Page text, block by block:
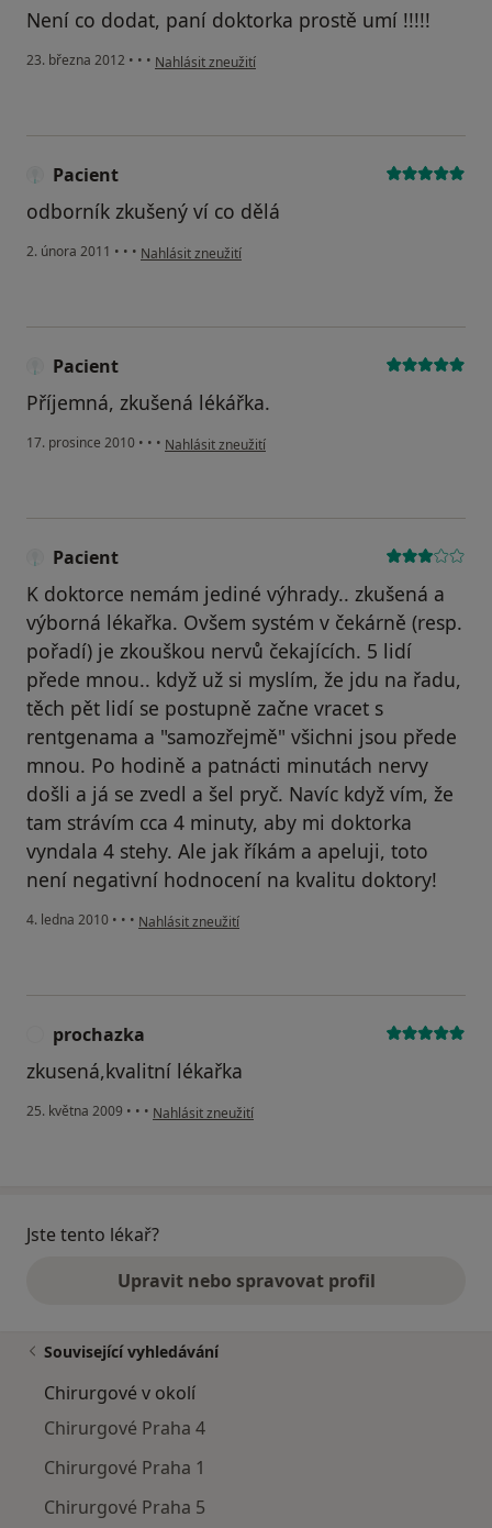
Není co dodat, paní doktorka prostě umí !!!!!
23. března 2012 • • • podle názoru uživatele Váš účet byl odstraněn
Nahlásit zneužití
Pacient
odborník zkušený ví co dělá
2. února 2011 • • • podle názoru uživatele Pacient
Nahlásit zneužití
Pacient
Příjemná, zkušená lékářka.
17. prosince 2010 • • • podle názoru uživatele Pacient
Nahlásit zneužití
Pacient
K doktorce nemám jediné výhrady.. zkušená a
výborná lékařka. Ovšem systém v čekárně (resp.
pořadí) je zkouškou nervů čekajících. 5 lidí
přede mnou.. když už si myslím, že jdu na řadu,
těch pět lidí se postupně začne vracet s
rentgenama a "samozřejmě" všichni jsou přede
mnou. Po hodině a patnácti minutách nervy
došli a já se zvedl a šel pryč. Navíc když vím, že
tam strávím cca 4 minuty, aby mi doktorka
vyndala 4 stehy. Ale jak říkám a apeluji, toto
není negativní hodnocení na kvalitu doktory!
4. ledna 2010 • • • podle názoru uživatele Pacient
Nahlásit zneužití
prochazka
zkusená,kvalitní lékařka
25. května 2009 • • • podle názoru uživatele prochazka
Nahlásit zneužití
Jste tento lékař?
Upravit nebo spravovat profil
Související vyhledávání
Chirurgové v okolí
Chirurgové Praha 4
Chirurgové Praha 1
Chirurgové Praha 5